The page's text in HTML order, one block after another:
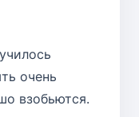
очень
взобьются.